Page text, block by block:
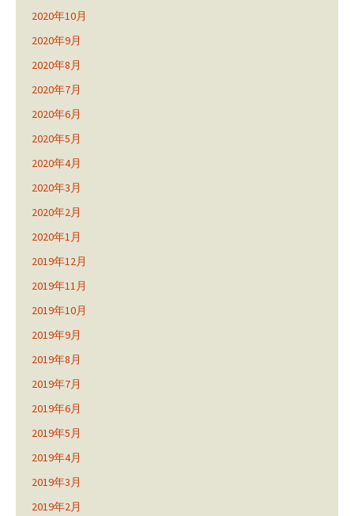
2020年10月
2020年9月
2020年8月
2020年7月
2020年6月
2020年5月
2020年4月
2020年3月
2020年2月
2020年1月
2019年12月
2019年11月
2019年10月
2019年9月
2019年8月
2019年7月
2019年6月
2019年5月
2019年4月
2019年3月
2019年2月